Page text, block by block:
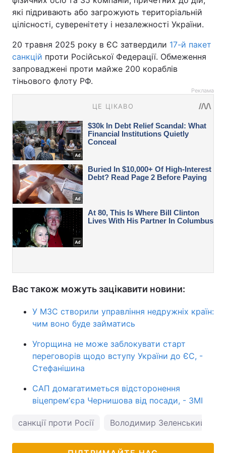
які підривають або загрожують територіальній
цілісності, суверенітету і незалежності України.
20 травня 2025 року в ЄС затвердили 17-й пакет
санкцій проти Російської Федерації. Обмеження
запроваджені проти майже 200 кораблів
тіньового флоту РФ.
Реклама
Вас також можуть зацікавити новини:
У МЗС створили управління недружніх країн:
чим воно буде займатись
Угорщина не може заблокувати старт
переговорів щодо вступу України до ЄС, -
Стефанішина
САП домагатиметься відсторонення
віцепремʼєра Чернишова від посади, - ЗМІ
санкції проти Росії Володимир Зеленський